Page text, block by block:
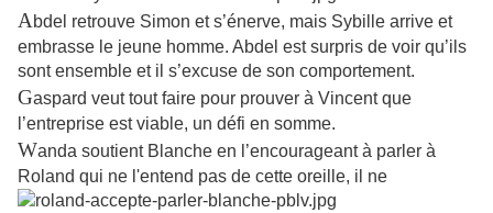
A bdel retrouve Simon et s’énerve, mais Sybille arrive et
embrasse le jeune homme. Abdel est surpris de voir qu’ils
sont ensemble et il s’excuse de son comportement.
Gaspard veut tout faire pour prouver à Vincent que
l’entreprise est viable, un défi en somme.
Wanda soutient Blanche en l’encourageant à parler à
Roland qui ne l'entend pas de cette oreille, il ne